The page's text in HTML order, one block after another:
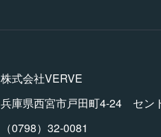
社VERVE
宮市戸田町4-24 セント
）32-0081